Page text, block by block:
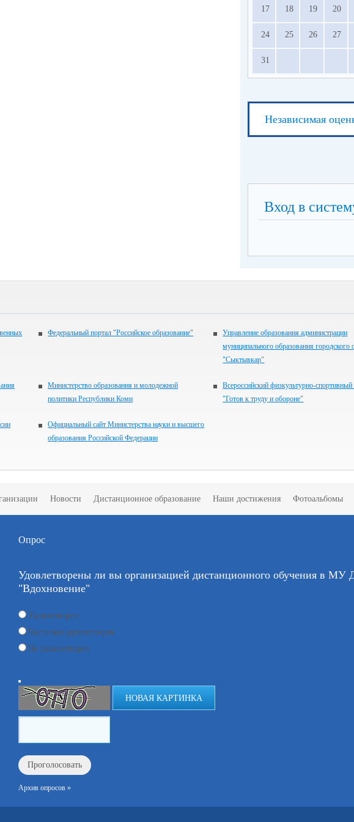
17 18 19 20
24 25 26 27
31
Независимая
Вход в
Федеральный портал "Российское образование"
Управление образования администрации
муниципального образования городского
"Сыктывкар"
Министерство образования и молодежной
политики Республики Коми
Всероссийский физкультурно-
"Готов к труду и обороне"
Официальный сайт Министерства науки и высшего
образования Российской Федерации
Новости Дистанционное образование Наши достижения Фотоальбомы
Опрос
Удовлетворены ли вы организацией дистанционного обучения в
"Вдохновение"
Удовлетворен
Частично удовлетворен
Не удовлетворен
НОВАЯ КАРТИНКА
Архив опросов »